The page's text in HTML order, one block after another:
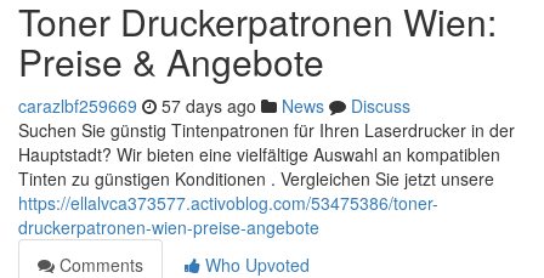
Toner Druckerpatronen Wien:
Preise & Angebote
carazlbf259669 57 days ago News
Discuss
Suchen Sie günstig Tintenpatronen für Ihren Laserdrucker in der
Hauptstadt? Wir bieten eine vielfältige Auswahl an kompatiblen
Tinten zu günstigen Konditionen . Vergleichen Sie jetzt unsere
https://ellalvca373577.activoblog.com/53475386/toner-
druckerpatronen-wien-preise-angebote
Comments
Who Upvoted